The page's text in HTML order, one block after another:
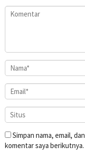
Simpan nama, email,
komentar saya berikutnya.